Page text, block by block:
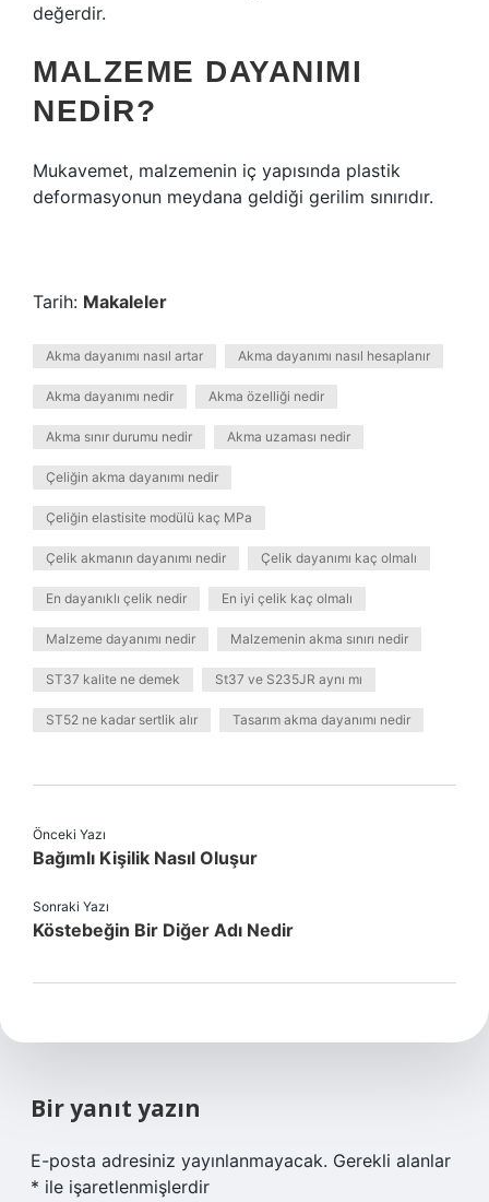
değerdir.
MALZEME DAYANIMI
NEDIR?
Mukavemet, malzemenin iç yapısında plastik
deformasyonun meydana geldiği gerilim sınırıdır.
Tarih: Makaleler
Akma dayanımı nasıl artar Akma dayanımı nasıl hesaplanır
Akma dayanımı nedir Akma özelliği nedir
Akma sınır durumu nedir Akma uzaması nedir
Çeliğin akma dayanımı nedir
Çeliğin elastisite modülü kaç MPa
Çelik akmanın dayanımı nedir Çelik dayanımı kaç olmalı
En dayanıklı çelik nedir En iyi çelik kaç olmalı
Malzeme dayanımı nedir Malzemenin akma sınırı nedir
ST37 kalite ne demek St37 ve S235JR aynı mı
ST52 ne kadar sertlik alır Tasarım akma dayanımı nedir
Önceki Yazı
Bağımlı Kişilik Nasıl Oluşur
Sonraki Yazı
Köstebeğin Bir Diğer Adı Nedir
Bir yanıt yazın
E-posta adresiniz yayınlanmayacak. Gerekli alanlar
* ile işaretlenmişlerdir